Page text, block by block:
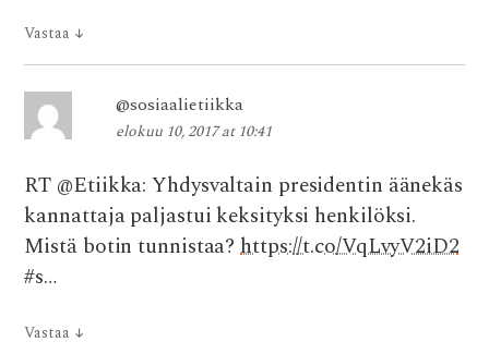
Vastaa ↓
@sosiaalietiikka
elokuu 10, 2017 at 10:41
RT @Etiikka: Yhdysvaltain presidentin äänekäs
kannattaja paljastui keksityksi henkilöksi.
Mistä botin tunnistaa?https://t.co/VqLvyV2iD2
#s…
Vastaa ↓